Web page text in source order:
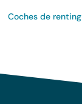
Coches de renting